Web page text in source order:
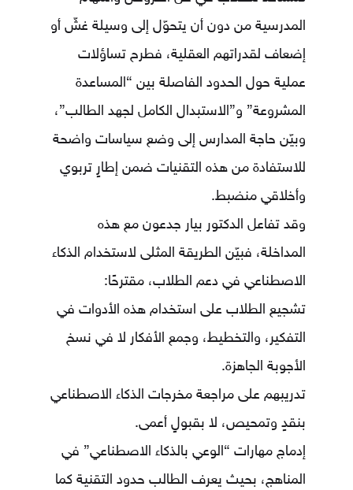
المدرسية من دون أن يتحوّل إلى وسيلة غشّ أو
إضعاف لقدراتهم العقلية، فطرح تساؤلات
عملية حول الحدود الفاصلة بين “المساعدة
المشروعة” و”الاستبدال الكامل لجهد الطالب”،
وبيّن حاجة المدارس إلى وضع سياسات واضحة
للاستفادة من هذه التقنيات ضمن إطارٍ تربوي
وأخلاقي منضبط.
وقد تفاعل الدكتور بيار جدعون مع هذه
المداخلة، فبيّن الطريقة المثلى لاستخدام الذكاء
الاصطناعي في دعم الطلاب، مقترحًا:
تشجيع الطلاب على استخدام هذه الأدوات في
التفكير، والتخطيط، وجمع الأفكار لا في نسخ
الأجوبة الجاهزة.
تدريبهم على مراجعة مخرجات الذكاء الاصطناعي
بنقدٍ وتمحيص، لا بقبولٍ أعمى.
إدماج مهارات “الوعي بالذكاء الاصطناعي” في
المناهج، بحيث يعرف الطالب حدود التقنية كما